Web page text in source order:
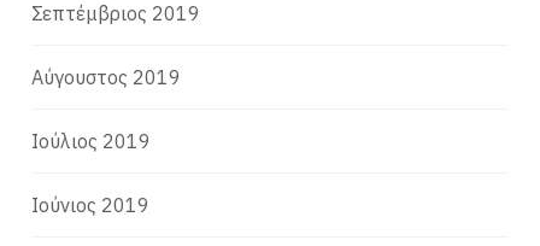
Σεπτέμβριος 2019
Αύγουστος 2019
Ιούλιος 2019
Ιούνιος 2019